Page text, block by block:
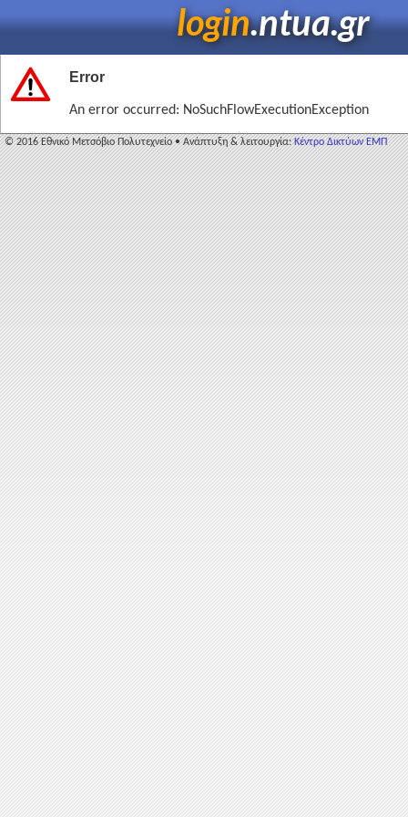
login.ntua.gr
Error
An error occurred: NoSuchFlowExecutionException
© 2016 Εθνικό Μετσόβιο Πολυτεχνείο • Ανάπτυξη & λειτουργία:Κέντρο Δικτύων ΕΜΠ